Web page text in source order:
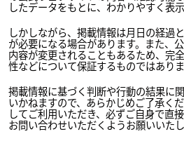
したデータをもとに、わかりやすく表示
しかしながら、掲載情報は月日の経過
が必要になる場合があります。また、
内容が変更されることもあるため、完
性などについて保証するものではありま
掲載情報に基づく判断や行動の結果に
いかねますので、あらかじめご了承く
してご利用いただき、必ずご自身で直
お問い合わせいただくようお願いいた